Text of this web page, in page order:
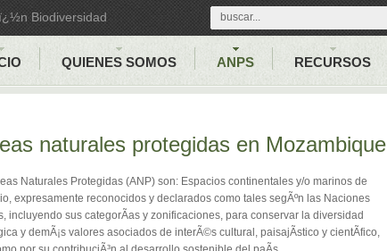
Biodiversidad
QUIENES SOMOS ANPS RECURSOS
naturales protegidas en Mozambique
Naturales Protegidas (ANP) son: Espacios continentales y/o marinos de
expresamente reconocidos y declarados como tales segÃºn las Naciones
incluyendo sus categorÃ­as y zonificaciones, para conservar la diversidad
y demÃ¡s valores asociados de interÃ©s cultural, paisajÃ­stico y cientÃ­fico,